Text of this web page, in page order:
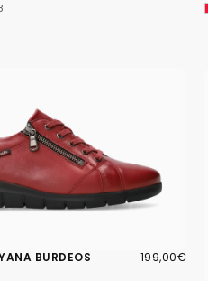
BURDEOS 199,00€
PRECIO
199,00€